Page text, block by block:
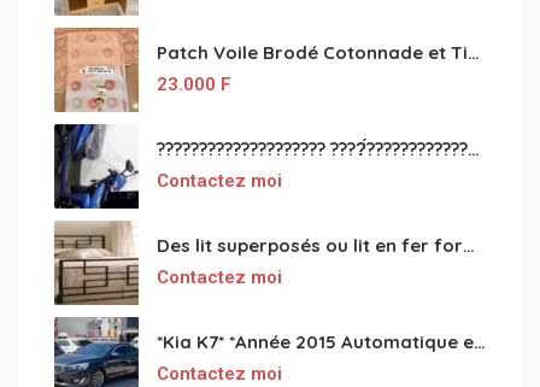
Patch Voile Brodé Cotonnade et Tinu Minu de l’Inde ???????? ????
23.000 F
???????????????????? ????́???????????????????????????????????????? à vendre
Contactez moi
Des lit superposés ou lit en fer forgé grande classes disponible
Contactez moi
*Kia K7* *Année 2015 Automatique essence ⛽️ 4 cylindres 2.0
Contactez moi